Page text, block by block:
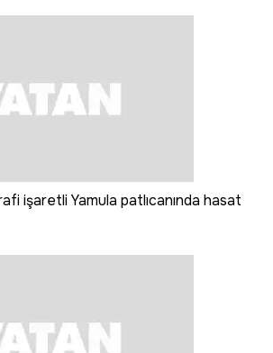
işaretli Yamula patlıcanında hasat